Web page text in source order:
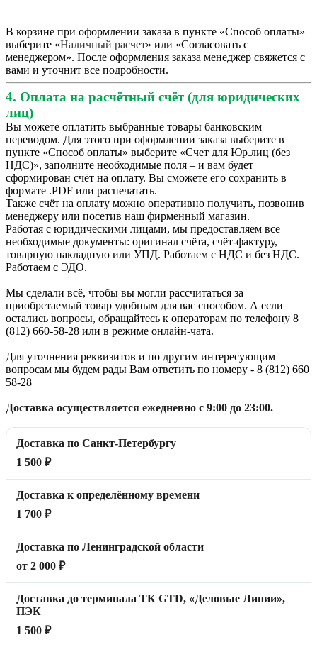
В корзине при оформлении заказа в пункте «Способ оплаты»
выберите «Наличный расчет» или «Согласовать с
менеджером». После оформления заказа менеджер свяжется с
вами и уточнит все подробности.
4. Оплата на расчётный счёт (для юридических
лиц)
Вы можете оплатить выбранные товары банковским
переводом. Для этого при оформлении заказа выберите в
пункте «Способ оплаты» выберите «Счет для Юр.лиц (без
НДС)», заполните необходимые поля – и вам будет
сформирован счёт на оплату. Вы сможете его сохранить в
формате .PDF или распечатать.
Также счёт на оплату можно оперативно получить, позвонив
менеджеру или посетив наш фирменный магазин.
Работая с юридическими лицами, мы предоставляем все
необходимые документы: оригинал счёта, счёт-фактуру,
товарную накладную или УПД. Работаем с НДС и без НДС.
Работаем с ЭДО.
Мы сделали всё, чтобы вы могли рассчитаться за
приобретаемый товар удобным для вас способом. А если
остались вопросы, обращайтесь к операторам по телефону 8
(812) 660-58-28 или в режиме онлайн-чата.
Для уточнения реквизитов и по другим интересующим
вопросам мы будем рады Вам ответить по номеру - 8 (812) 660
58-28
Доставка осуществляется ежедневно с 9:00 до 23:00.
Доставка по Санкт-Петербургу
1 500 ₽
Доставка к определённому времени
1 700 ₽
Доставка по Ленинградской области
от 2 000 ₽
Доставка до терминала ТК GTD, «Деловые Линии»,
ПЭК
1 500 ₽